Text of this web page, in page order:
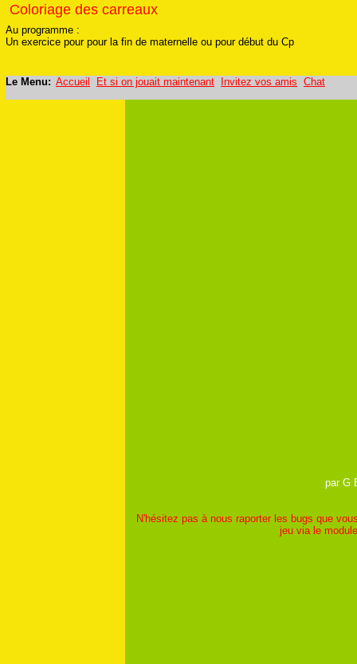
Coloriage des carreaux
Coloriage des carreaux
Au programme :
Un exercice pour pour la fin de maternelle ou pour début du Cp
Le Menu: Accueil Et si on jouait maintenant Invitez vos amis Chat
par G
N'hésitez pas à nous raporter les bugs que
jeu via le